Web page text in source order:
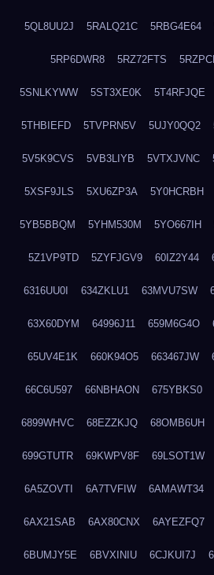
5QL8UU2J 5RALQ21C 5RBG4E64
5RP6DWR8 5RZ72FTS
5SNLKYWW 5ST3XE0K 5T4RFJQE
5THBIEFD 5TVPRN5V 5UJY0QQ2
5V5K9CVS 5VB3LIYB 5VTXJVNC
5XSF9JLS 5XU6ZP3A 5Y0HCRBH
5YB5BBQM 5YHM530M 5YO667IH
5Z1VP9TD 5ZYFJGV9 60IZ2Y44
6316UU0I 634ZKLU1 63MVU7SW
63X60DYM 64996J11 659M6G4O
65UV4E1K 660K94O5 663467JW
66C6U597 66NBHAON 675YBKS0
6899WHVC 68EZZKJQ 68OMB6UH
699GTUTR 69KWPV8F 69LSOT1W
6A5ZOVTI 6A7TVFIW 6AMAWT34
6AX21SAB 6AX80CNX 6AYEZFQ7
6BUMJY5E 6BVXINIU 6CJKUI7J